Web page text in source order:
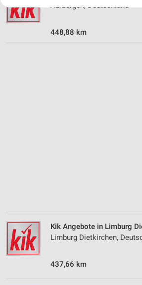
Aarbergen, Deutschland
448,88 km
Kik Angebote in Limburg
Limburg Dietkirchen,
437,66 km
Website/App.
Partnerliste anzeigen (1 IAB-Anbieter)
Wir nutzen Ihre Daten für folgende Zwecke:
Messung der Werbeleistung
Messung der Performance von Inhalten